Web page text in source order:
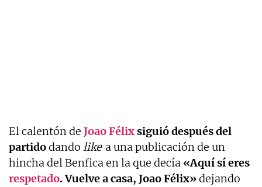
El calentón de Joao Félixsiguió después del
partidodando like a una publicación de un
hincha del Benfica en la que decía «Aquí sí eres
respetado. Vuelve a casa, Joao Félix»dejando